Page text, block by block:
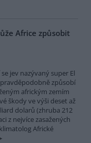
Africe způsobit
se jev nazývaný super El
způsobí
africkým zemím
škody ve výši deset až
dolarů (zhruba 212
z nejvíce zasažených
Africké